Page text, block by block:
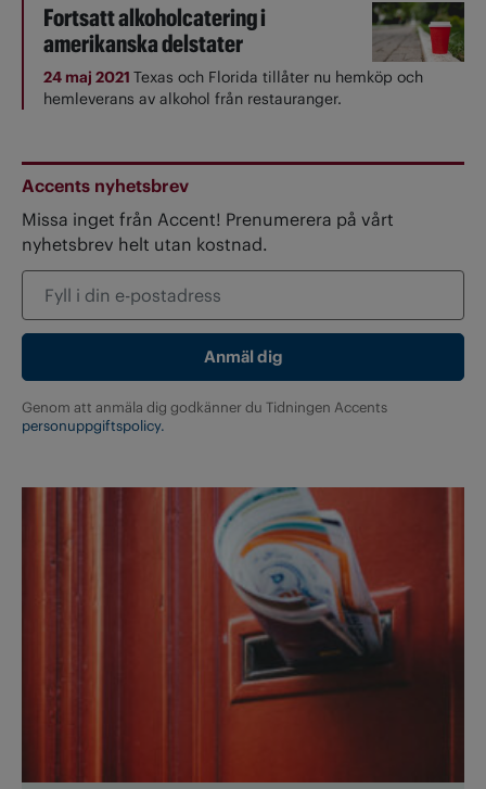
Fortsatt alkoholcatering i
amerikanska delstater
24 maj 2021 Texas och Florida tillåter nu hemköp och
hemleverans av alkohol från restauranger.
Accents nyhetsbrev
Missa inget från Accent! Prenumerera på vårt
nyhetsbrev helt utan kostnad.
Genom att anmäla dig godkänner du Tidningen Accents
personuppgiftspolicy.